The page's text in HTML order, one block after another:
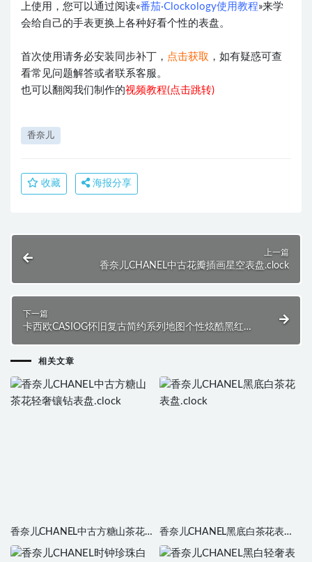
上使用，您可以通过阅读«番茄·Clockology使用教程»来学
会给自己的手表更换上各种好看个性的表盘。
首次使用请务必安装同步补丁， 点击获取 ，如有疑惑可查
看常见问题解答或者联系客服。
也可以翻阅我们制作的视频教程(点击跳转)
香奈儿
收藏 海报分享
上一篇
香奈儿CHANEL中古花瓣插画星空表盘.clock
下一篇
卡西欧CASIOG怀旧复古简约系列地图个性炫酷黑红三
相关文章
香奈儿CHANEL中古方糖山茶花
轻奢镶钻表盘.clock
香奈儿CHANEL黑底白茶花表
盘.clock